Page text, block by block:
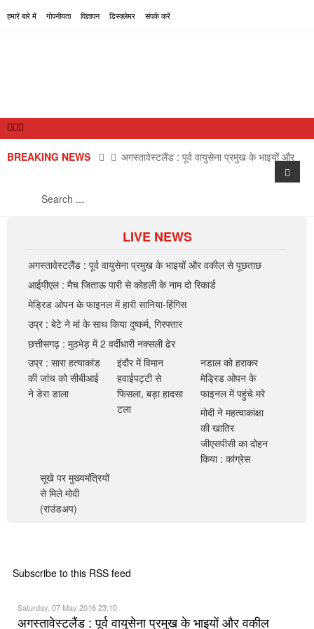
हमारे बारे में गोपनीयता विज्ञापन डिस्क्लेमर संपर्क करें
BREAKING NEWS अगस्तावेस्टलैंड : पूर्व वायुसेना प्रमुख के भाइयों और
उप्र : बेटे ने मां के साथ किया दुष्कर्म, गिरफ्तार
छत्तीसगढ़ : मुठभेड़ में 2 वर्दीधारी नक्सली ढेर
उप्र : सारा हत्याकांड की जांच को सीबीआई ने डेरा
डाला
इंदौर में विमान हवाईपट्टी से फिसला, बड़ा हादसा टला
नडाल को हराकर मेड्रिड ओपन के फाइनल में पहुंचे मरे
मोदी ने महत्वाकांक्षा की खातिर जीएसपीसी का दोहन
LIVE NEWS
अगस्तावेस्टलैंड : पूर्व वायुसेना प्रमुख के भाइयों और वकील से पूछताछ
आईपीएल : मैच जिताऊ पारी से कोहली के नाम दो रिकार्ड
मेड्रिड ओपन के फाइनल में हारी सानिया-हिंगिस
उप्र : बेटे ने मां के साथ किया दुष्कर्म, गिरफ्तार
छत्तीसगढ़ : मुठभेड़ में 2 वर्दीधारी नक्सली ढेर
उप्र : सारा हत्याकांड
की जांच को सीबीआई
ने डेरा डाला
इंदौर में विमान
हवाईपट्टी से
फिसला, बड़ा हादसा
टला
नडाल को हराकर
मेड्रिड ओपन के
फाइनल में पहुंचे मरे
मोदी ने महत्वाकांक्षा
की खातिर
जीएसपीसी का दोहन
किया : कांग्रेस
सूखे पर मुख्यमंत्रियों
से मिले मोदी
(राउंडअप)
Subscribe to this RSS feed
Saturday, 07 May 2016 23:10
अगस्तावेस्टलैंड : पूर्व वायुसेना प्रमुख के भाइयों और वकील
अंतरराष्ट्रीय
व्यापार
मनोरंजन
फीचर